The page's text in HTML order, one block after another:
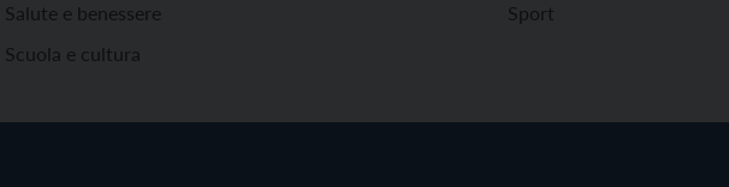
Salute e benessere
Scuola e cultura
Sport